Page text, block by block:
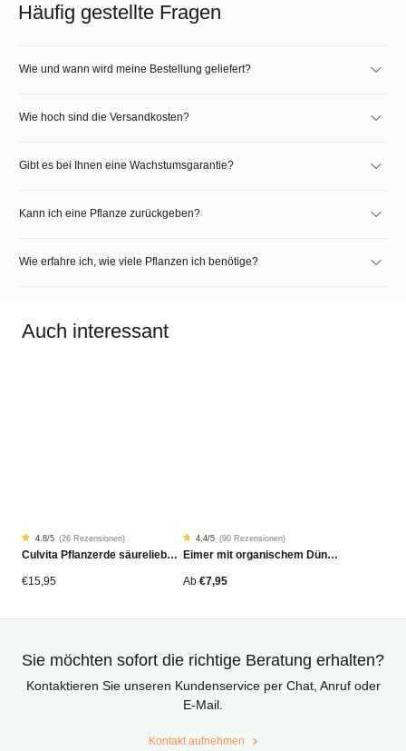
Häufig gestellte Fragen
Wie und wann wird meine Bestellung geliefert?
Wie hoch sind die Versandkosten?
Gibt es bei Ihnen eine Wachstumsgarantie?
Kann ich eine Pflanze zurückgeben?
Wie erfahre ich, wie viele Pflanzen ich benötige?
Auch interessant
Rated
4.81
von
26
Kundenstimmen
4.8/5 (26 Rezensionen)
Culvita Pflanzerde säureliebende Pflanzen Bio 40 Liter
€15,95
Rated
4.42
von
90
Kundenstimmen
4.4/5 (90 Rezensionen)
Eimer mit organischem Dünger
Ab €7,95
Sie möchten sofort die richtige Beratung erhalten?
Kontaktieren Sie unseren Kundenservice per Chat, Anruf oder
E-Mail.
Kontakt aufnehmen